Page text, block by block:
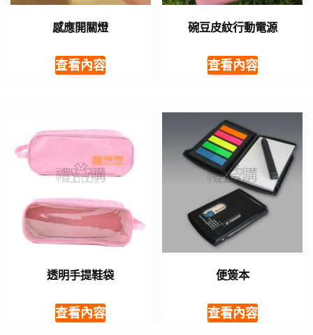
感應開關燈
查看內容
碗豆皮紋行動電源
查看內容
透明手提鞋袋
查看內容
便簽本
查看內容